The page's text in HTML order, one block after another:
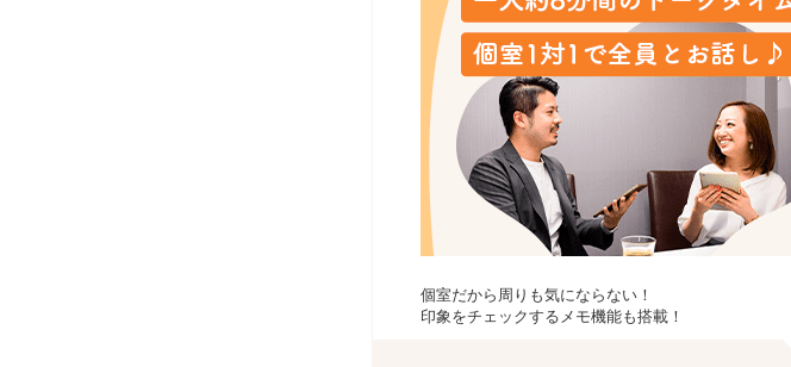
個室だから周りも気にならない！
印象をチェックするメモ機能も搭載！